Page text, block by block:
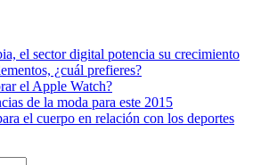
el sector digital potencia su crecimiento
¿cuál prefieres?
el Apple Watch?
de la moda para este 2015
el cuerpo en relación con los deportes